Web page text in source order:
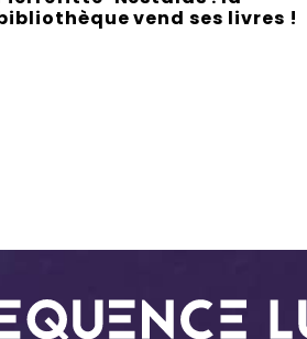
vend ses livres !